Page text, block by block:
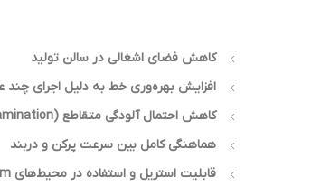
کاهش فضای اشغالی در سالن تولید
افزایش بهره‌وری خط به دلیل اجرای چند
کاهش احتمال آلودگی متقاطع (Cross-contamination)
هماهنگی کامل بین سرعت پرکن و دربند
قابلیت استریل و استفاده در محیط‌های Clean Room